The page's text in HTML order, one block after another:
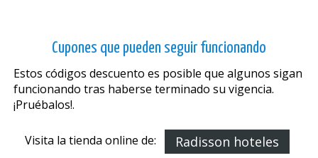
Cupones que pueden seguir funcionando
Estos códigos descuento es posible que algunos sigan
funcionando tras haberse terminado su vigencia.
¡Pruébalos!.
Visita la tienda online de: Radisson hoteles